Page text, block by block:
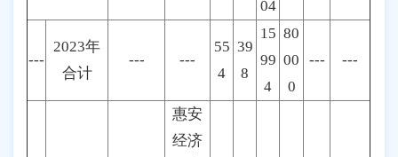
04
---
2023年
合计
--- ---
55
4
39
8
15
99
4
80
00
0
--- ---
惠安
经济